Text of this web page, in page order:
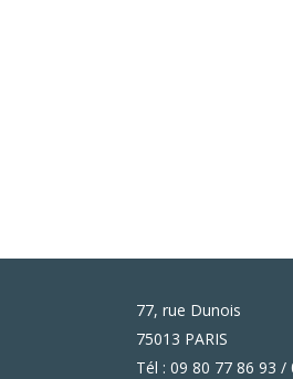
77, rue Dunois
75013 PARIS
Tél : 09 80 77 86 93 /